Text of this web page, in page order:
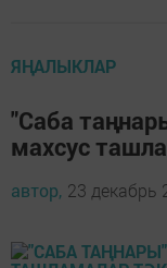
ЯҢАЛЫКЛАР
"Саба
махсус
автор, 23 декабрь